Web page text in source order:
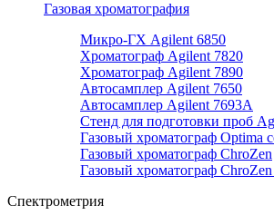
Газовая хроматография
Микро-ГХ Agilent 6850
Хроматограф Agilent 7820
Хроматограф Agilent 7890
Автосамплер Agilent 7650
Автосамплер Agilent 7693A
Стенд для подготовки проб
Газовый хроматограф Optima
Газовый хроматограф ChroZen
Газовый хроматограф
Спектрометрия